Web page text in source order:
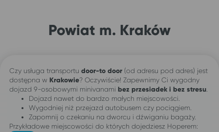
Powiat m. Kraków
Czy usługa transportu door-to door (od adresu pod adres) jest
dostępna w Krakowie? Oczywiście! Zapewnimy Ci wygodny
dojazd 9-osobowymi minivanami bez przesiadek i bez stresu
Dojazd nawet do bardzo małych miejscowości.
Wygodniej niż przejazd autobusem czy pociągiem.
Zapomnij o czekaniu na dworcu i dźwiganiu bagaży.
Przykładowe miejscowości do których dojedziesz Hoperem: